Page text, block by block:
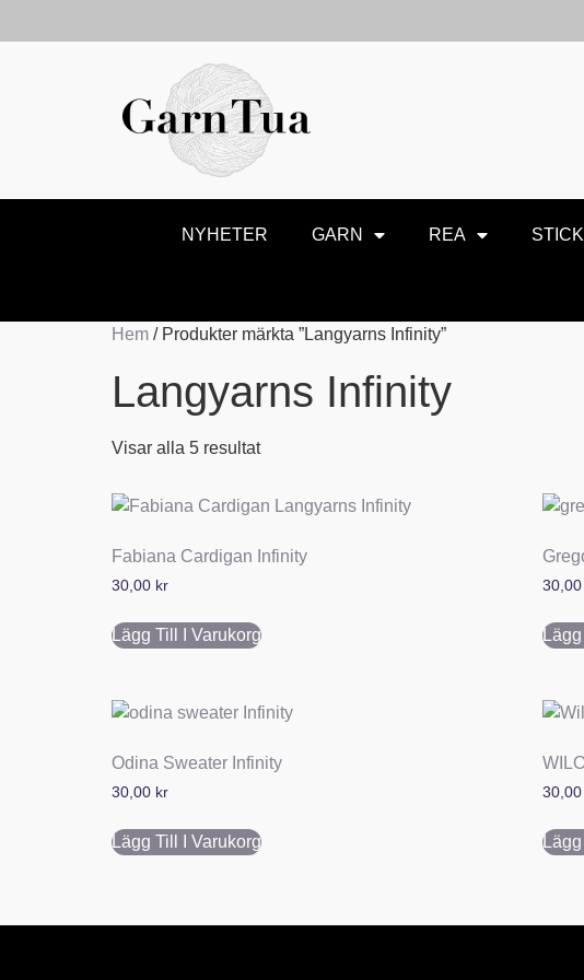
NYHETER GARN REA
Hem / Produkter märkta ”Langyarns Infinity”
Langyarns Infinity
Visar alla 5 resultat
Fabiana Cardigan Infinity
30,00 kr
Lägg Till I Varukorg
30,00
Odina Sweater Infinity
30,00 kr
Lägg Till I Varukorg
30,00